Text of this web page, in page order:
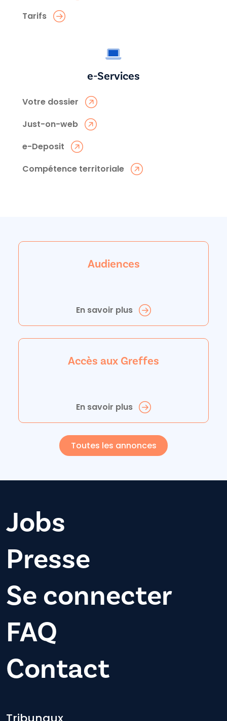
Tarifs
e-Services
Votre dossier
Just-on-web
e-Deposit
Compétence territoriale
Audiences
En savoir plus
Accès aux Greffes
En savoir plus
Toutes les annonces
Jobs
Presse
Se connecter
FAQ
Contact